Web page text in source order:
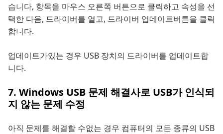
습니다, 항목을 마우스 오른쪽 버튼으로 클릭하고 속성을 선
택한 다음, 드라이버를 열고, 드라이버 업데이트버튼을 클릭
합니다.
업데이트가있는 경우 USB 장치의 드라이버를 업데이트합
니다.
7. Windows USB 문제 해결사로 USB가 인식되
지 않는 문제 수정
아직 문제를 해결할 수없는 경우 컴퓨터의 모든 종류의 USB